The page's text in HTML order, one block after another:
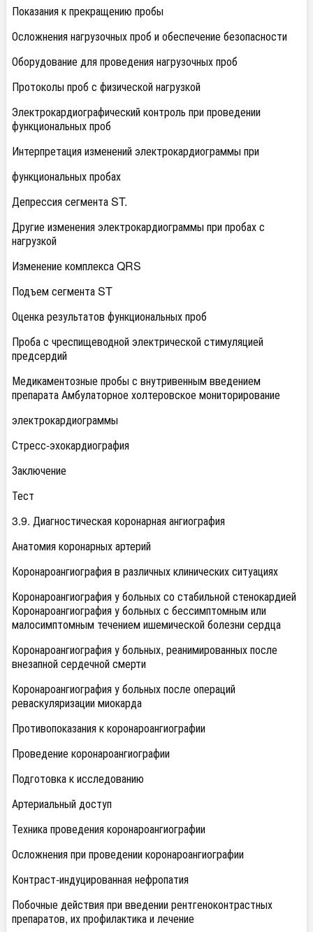
Показания к прекращению пробы
Осложнения нагрузочных проб и обеспечение безопасности
Оборудование для проведения нагрузочных проб
Протоколы проб с физической нагрузкой
Электрокардиографический контроль при проведении
функциональных проб
Интерпретация изменений электрокардиограммы при
функциональных пробах
Депрессия сегмента ST.
Другие изменения электрокардиограммы при пробах с
нагрузкой
Изменение комплекса QRS
Подъем сегмента ST
Оценка результатов функциональных проб
Проба с чреспищеводной электрической стимуляцией
предсердий
Медикаментозные пробы с внутривенным введением
препарата Амбулаторное холтеровское мониторирование
электрокардиограммы
Стресс-эхокардиография
Заключение
Тест
3.9. Диагностическая коронарная ангиография
Анатомия коронарных артерий
Коронароангиография в различных клинических ситуациях
Коронароангиография у больных со стабильной стенокардией
Коронароангиография у больных с бессимптомным или
малосимптомным течением ишемической болезни сердца
Коронароангиография у больных, реанимированных после
внезапной сердечной смерти
Коронароангиография у больных после операций
реваскуляризации миокарда
Противопоказания к коронароангиографии
Проведение коронароангиографии
Подготовка к исследованию
Артериальный доступ
Техника проведения коронароангиографии
Осложнения при проведении коронароангиографии
Контраст-индуцированная нефропатия
Побочные действия при введении рентгеноконтрастных
препаратов, их профилактика и лечение